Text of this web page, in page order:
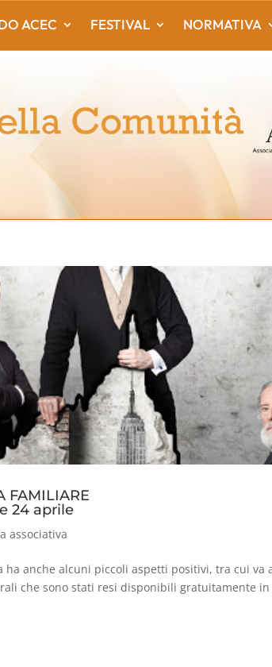
ACEC FESTIVAL NORMATIVA
FAMILIARE
24 aprile
associativa
anche alcuni piccoli aspetti positivi, tra cui va
che sono stati resi disponibili gratuitamente